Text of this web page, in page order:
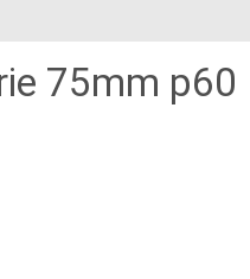
75mm p60